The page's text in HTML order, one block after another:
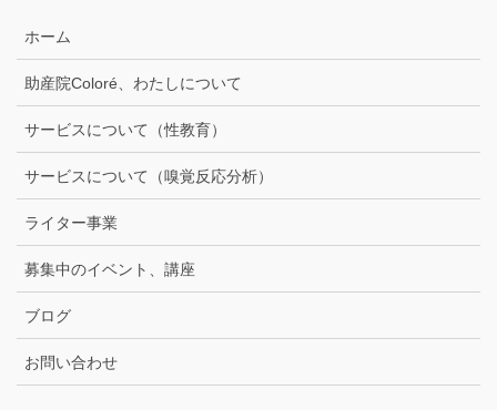
ホーム
助産院Coloré、わたしについて
サービスについて（性教育）
サービスについて（嗅覚反応分析）
ライター事業
募集中のイベント、講座
ブログ
お問い合わせ